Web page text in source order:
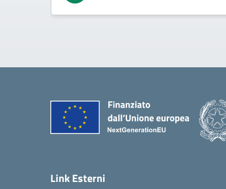
Link Esterni